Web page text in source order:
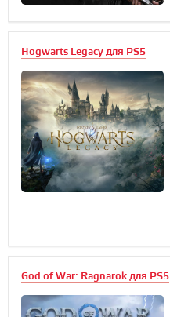
Hogwarts Legacy для PS5
God of War: Ragnarok для PS5